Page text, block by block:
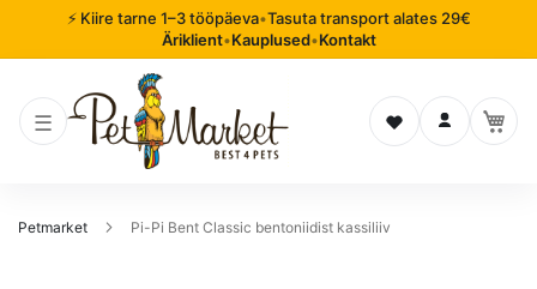
⚡ Kiire tarne 1–3 tööpäeva•Tasuta transport alates 29€
Äriklient•Kauplused•Kontakt
Soovinimekiri
Logi sisse
Petmarket Pi-Pi Bent Classic bentoniidist kassiliiv